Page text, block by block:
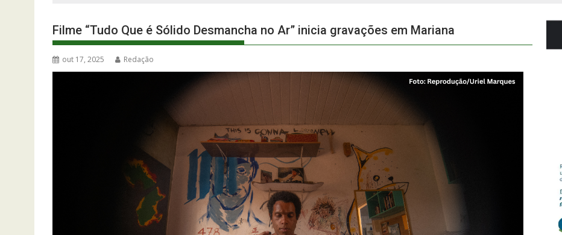
Filme “Tudo Que é Sólido Desmancha no Ar” inicia gravações em Mariana
out 17, 2025 Redação